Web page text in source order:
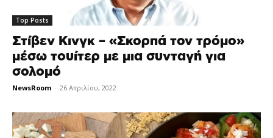
Top Posts
Στίβεν Κινγκ – «Σκορπά τον τρόμο»
μέσω τουίτερ με μια συνταγή για
σολομό
NewsRoom - 26 Απριλίου, 2022